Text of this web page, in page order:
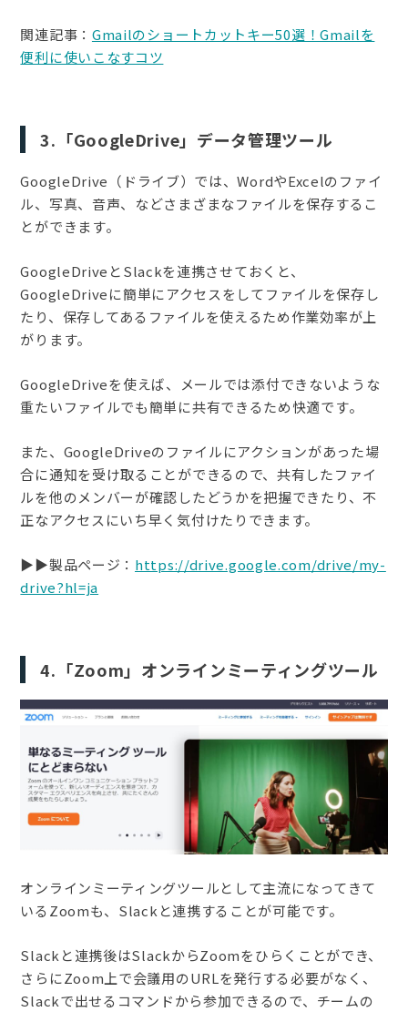
関連記事： Gmailのショートカットキー50選！Gmailを
便利に使いこなすコツ
3.「GoogleDrive」データ管理ツール
GoogleDrive（ドライブ）では、WordやExcelのファイ
ル、写真、音声、などさまざまなファイルを保存するこ
とができます。
GoogleDriveとSlackを連携させておくと、
GoogleDriveに簡単にアクセスをしてファイルを保存し
たり、保存してあるファイルを使えるため作業効率が上
がります。
GoogleDriveを使えば、メールでは添付できないような
重たいファイルでも簡単に共有できるため快適です。
また、GoogleDriveのファイルにアクションがあった場
合に通知を受け取ることができるので、共有したファイ
ルを他のメンバーが確認したどうかを把握できたり、不
正なアクセスにいち早く気付けたりできます。
▶︎▶︎製品ページ： https://drive.google.com/drive/my-
drive?hl=ja
4.「Zoom」オンラインミーティングツール
オンラインミーティングツールとして主流になってきて
いるZoomも、Slackと連携することが可能です。
Slackと連携後はSlackからZoomをひらくことができ、
さらにZoom上で会議用のURLを発行する必要がなく、
Slackで出せるコマンドから参加できるので、チームの